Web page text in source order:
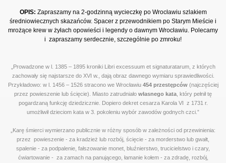
OPIS: Zapraszamy na 2-godzinną wycieczkę po Wrocławiu szlakiem
średniowiecznych skazańców. Spacer z przewodnikiem po Starym Mieście i
mrożące krew w żyłach opowieści i legendy o dawnym Wrocławiu. Polecamy
i zapraszamy serdecznie, szczególnie po zmroku!
„Prowadzone w l. 1385 – 1895 kroniki Libri excessuum et signaturatarum, z których
zachowały się najstarsze do XVI w., dają obraz dawnego wymiaru sprawiedliwości.
Przykładowo: w l. 1456 – 1526 stracono we Wrocławiu 454 przestępców(najczęściej
przez powieszenie lub ścięcie). Miasto zatrudniało własnego kata , który pełnił tę
pogardzaną funkcję dziedzicznie. Dopiero dekret cesarza Karola VI z 1731 r.
umożliwił dzieciom kata w 3. pokoleniu wybór zawodów godnych czci.”
„Karę śmierci wymierzano publicznie w różny sposób w zależności od przewinienia:
przez powieszenie - za kradzież lub rozbój, ścięcie - za morderstwo lub gwałt,
spalenie - za podpalenie, fałszowanie monet, bluźnierstwo, trucicielstwo i czary,
ćwiartowanie - za zamach na panującego, łamanie kołem - za zdradę, rozbój,